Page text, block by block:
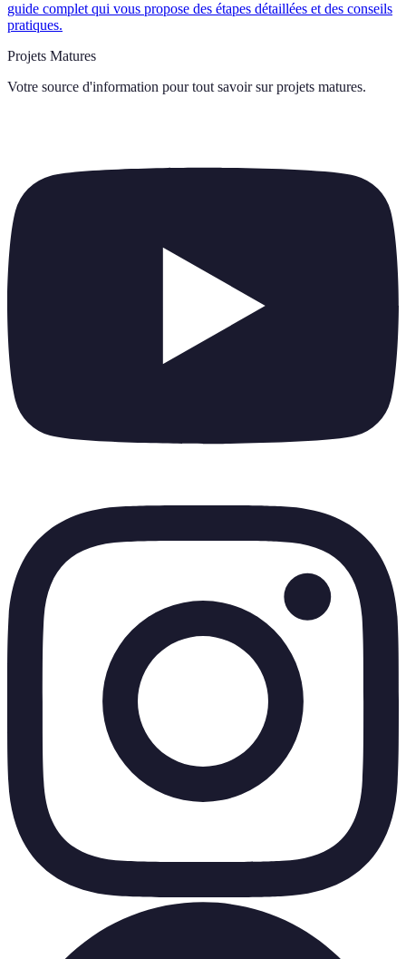
guide complet qui vous propose des étapes détaillées et des conseils
pratiques.
Projets Matures
Votre source d'information pour tout savoir sur projets matures.